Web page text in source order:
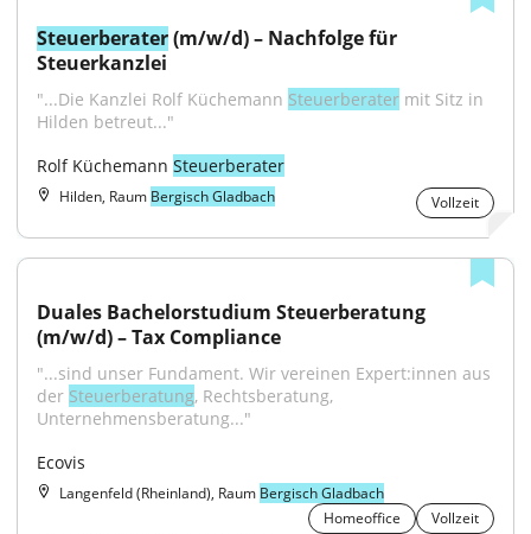
Steuerberater (m/w/d) – Nachfolge für
Steuerkanzlei
"...Die Kanzlei Rolf Küchemann Steuerberater mit Sitz in
Hilden betreut..."
Rolf Küchemann Steuerberater
Hilden, Raum Bergisch Gladbach Vollzeit
Duales Bachelorstudium Steuerberatung
(m/w/d) – Tax Compliance
"...sind unser Fundament. Wir vereinen Expert:innen aus
der Steuerberatung, Rechtsberatung,
Unternehmensberatung..."
Ecovis
Langenfeld (Rheinland), Raum Bergisch Gladbach
Homeoffice
Vollzeit